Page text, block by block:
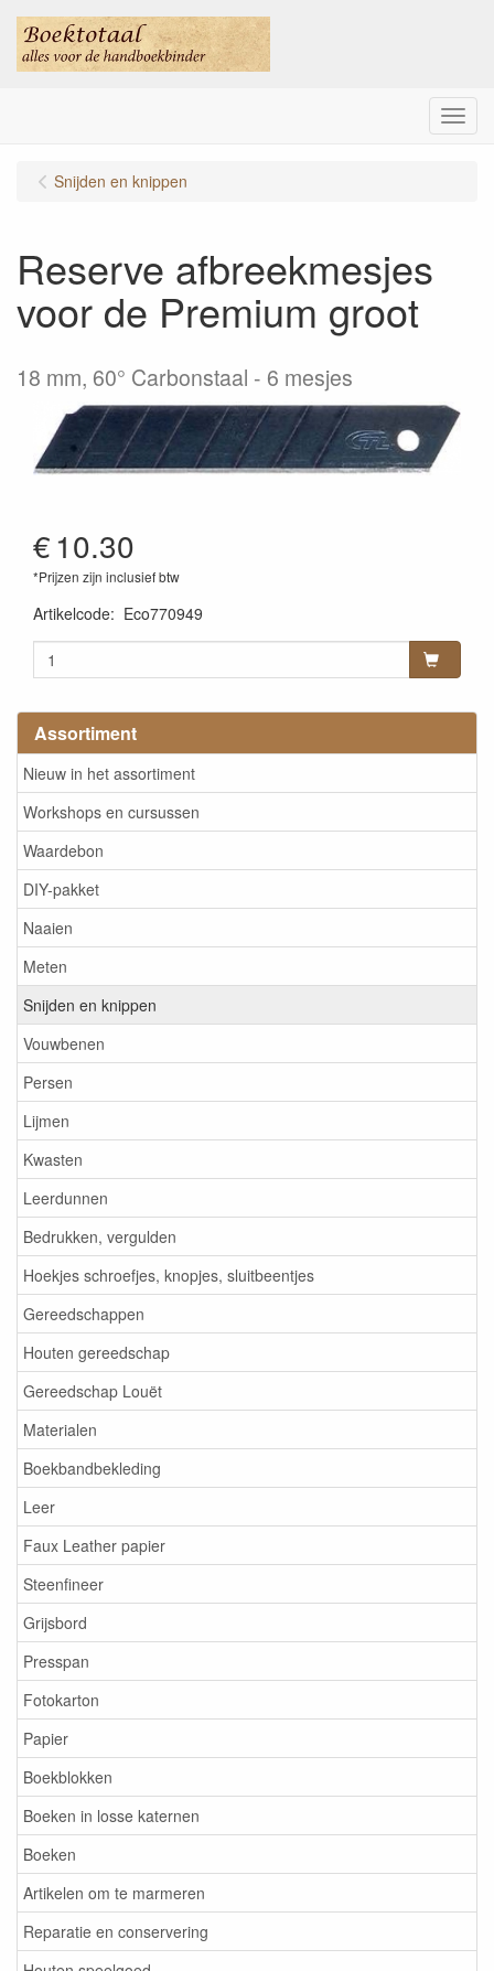
Menu
Assortiment
Nieuw in het assortiment
Workshops en cursussen
Waardebon
DIY-pakket
Naaien
Meten
Snijden en knippen
Vouwbenen
Persen
Lijmen
Kwasten
Leerdunnen
Bedrukken, vergulden
Hoekjes schroefjes, knopjes, sluitbeentjes
Gereedschappen
Houten gereedschap
Gereedschap Louët
Materialen
Boekbandbekleding
Leer
Faux Leather papier
Steenfineer
Grijsbord
Presspan
Fotokarton
Papier
Boekblokken
Boeken in losse katernen
Boeken
Artikelen om te marmeren
Reparatie en conservering
Snijden en knippen
Reserve afbreekmesjes
voor de Premium groot
18 mm, 60° Carbonstaal - 6 mesjes
€10.30
*Prijzen zijn inclusief btw
Artikelcode: Eco770949